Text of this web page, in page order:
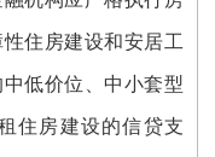
住房建设和安居工
低价位、中小套型
住房建设的信贷支